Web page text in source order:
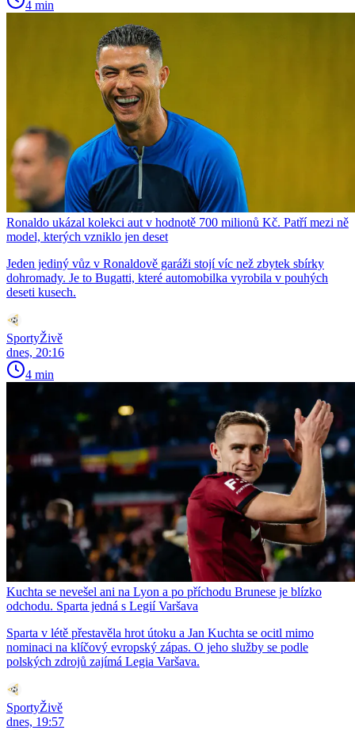
4 min
Ronaldo ukázal kolekci aut v hodnotě 700 milionů Kč. Patří mezi ně
model, kterých vzniklo jen deset
Jeden jediný vůz v Ronaldově garáži stojí víc než zbytek sbírky
dohromady. Je to Bugatti, které automobilka vyrobila v pouhých
deseti kusech.
SportyŽivě
dnes, 20:16
4 min
Kuchta se nevešel ani na Lyon a po příchodu Brunese je blízko
odchodu. Sparta jedná s Legií Varšava
Sparta v létě přestavěla hrot útoku a Jan Kuchta se ocitl mimo
nominaci na klíčový evropský zápas. O jeho služby se podle
polských zdrojů zajímá Legia Varšava.
SportyŽivě
dnes, 19:57